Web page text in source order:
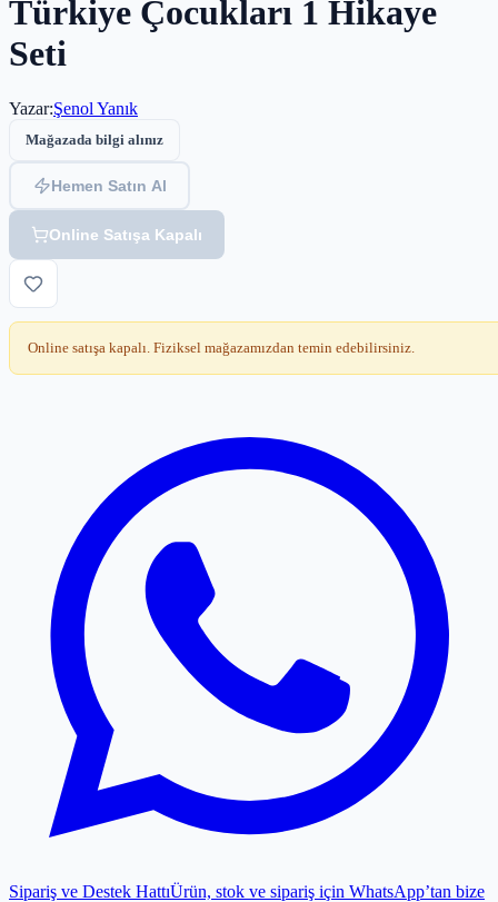
Türkiye Çocukları 1 Hikaye
Seti
Yazar:Şenol Yanık
Mağazada bilgi alınız
Hemen Satın Al
Online Satışa Kapalı
Online satışa kapalı. Fiziksel mağazamızdan temin edebilirsiniz.
Sipariş ve Destek HattıÜrün, stok ve sipariş için WhatsApp’tan bize